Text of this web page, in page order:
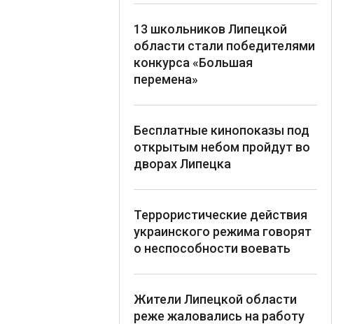
13 школьников Липецкой
области стали победителями
конкурса «Большая
перемена»
Бесплатные кинопоказы под
открытым небом пройдут во
дворах Липецка
Террористические действия
украинского режима говорят
о неспособности воевать
Жители Липецкой области
реже жаловались на работу